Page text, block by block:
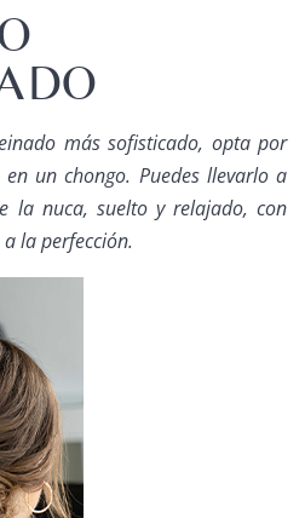
más sofisticado, opta por
un chongo. Puedes llevarlo a
la nuca, suelto y relajado, con
la perfección.